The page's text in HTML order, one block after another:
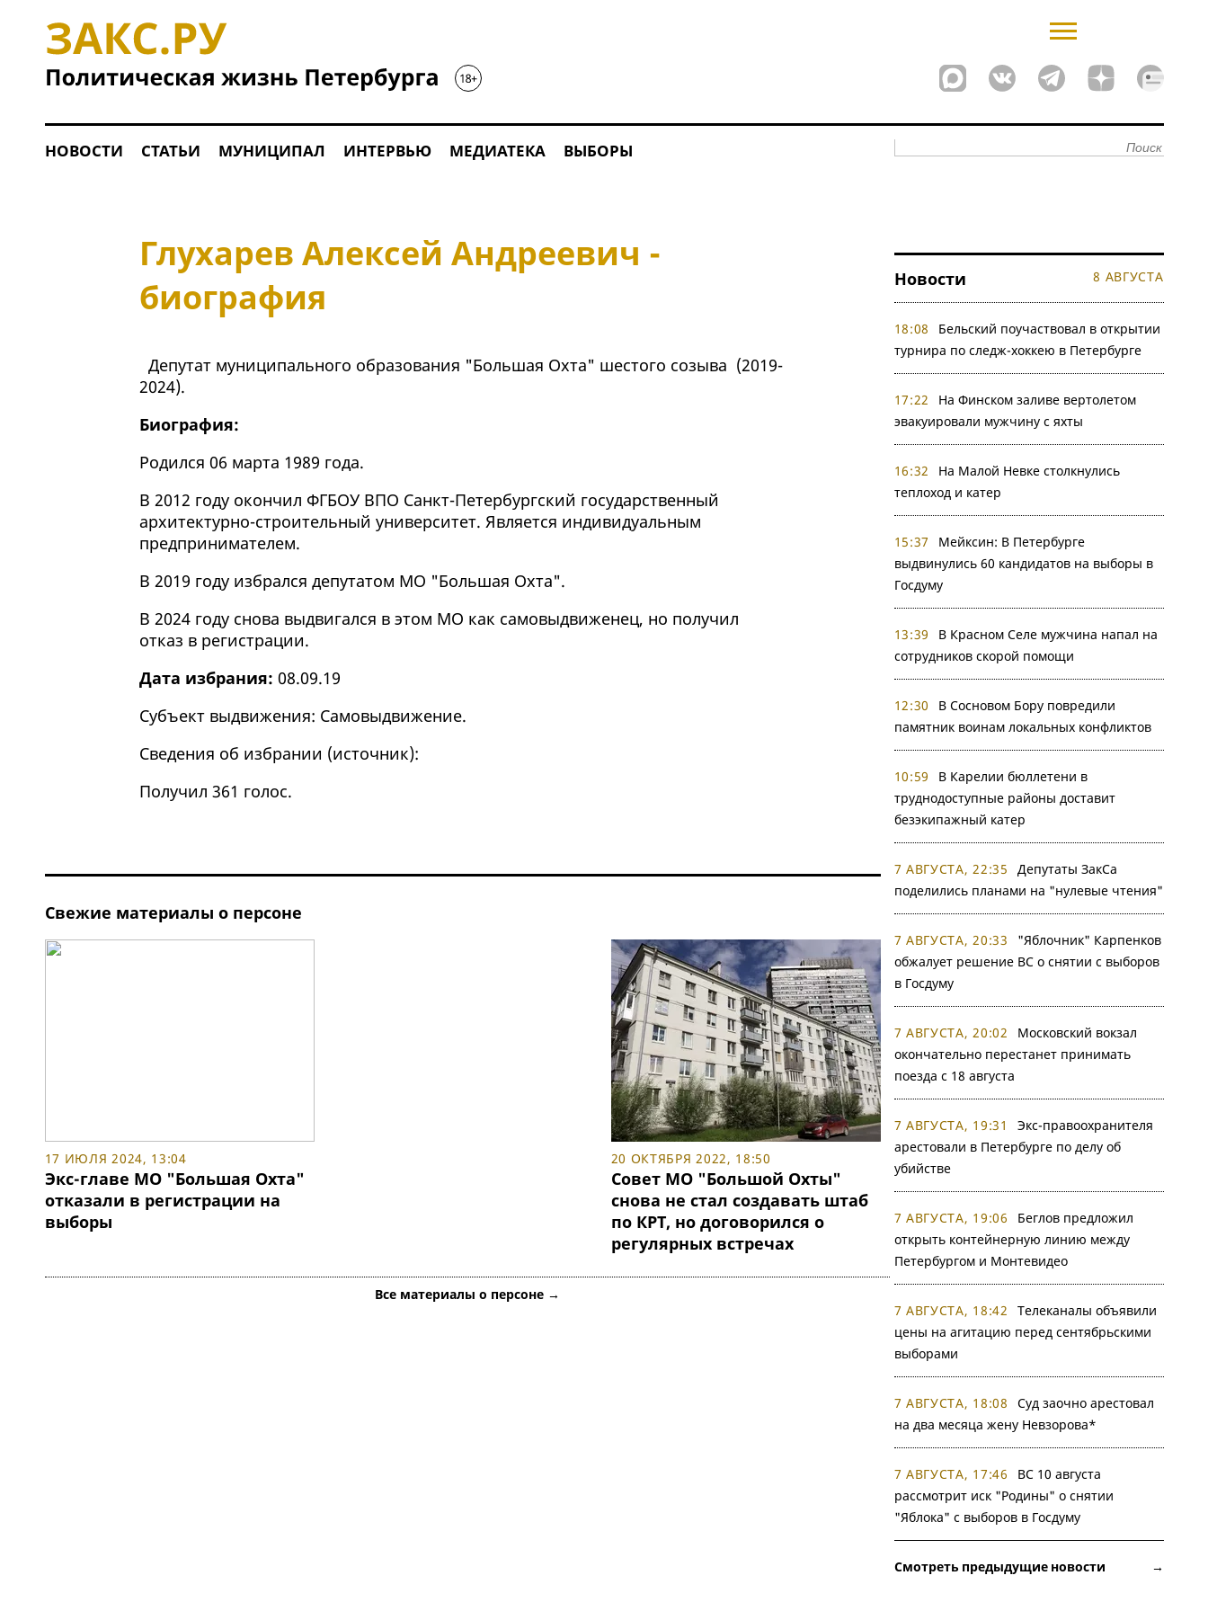
НОВОСТИ СТАТЬИ МУНИЦИПАЛ ИНТЕРВЬЮ МЕДИАТЕКА ВЫБОРЫ
Глухарев Алексей Андреевич -
биография
Депутат муниципального образования "Большая Охта" шестого созыва (2019-
2024).
Биография:
Родился 06 марта 1989 года.
В 2012 году окончил ФГБОУ ВПО Санкт-Петербургский государственный
архитектурно-строительный университет. Является индивидуальным
предпринимателем.
В 2019 году избрался депутатом МО "Большая Охта".
В 2024 году снова выдвигался в этом МО как самовыдвиженец, но получил
отказ в регистрации.
Дата избрания: 08.09.19
Субъект выдвижения: Самовыдвижение.
Сведения об избрании (источник):
Получил 361 голос.
Свежие материалы о персоне
17 ИЮЛЯ 2024, 13:04
Экс-главе МО "Большая Охта"
отказали в регистрации на
выборы
20 ОКТЯБРЯ 2022, 18:50
Совет МО "Большой Охты"
снова не стал создавать штаб
по КРТ, но договорился о
регулярных встречах
Все материалы о персоне →
Новости 8 АВГУСТА
18:08
Бельский поучаствовал в открытии
турнира по следж-хоккею в Петербурге
17:22
На Финском заливе вертолетом
эвакуировали мужчину с яхты
16:32
На Малой Невке столкнулись
теплоход и катер
15:37
Мейксин: В Петербурге
выдвинулись 60 кандидатов на выборы в
Госдуму
13:39
В Красном Селе мужчина напал на
сотрудников скорой помощи
12:30
В Сосновом Бору повредили
памятник воинам локальных конфликтов
10:59
В Карелии бюллетени в
труднодоступные районы доставит
безэкипажный катер
7 АВГУСТА, 22:35
Депутаты ЗакСа
поделились планами на "нулевые чтения"
7 АВГУСТА, 20:33
"Яблочник" Карпенков
обжалует решение ВС о снятии с выборов
в Госдуму
7 АВГУСТА, 20:02
Московский вокзал
окончательно перестанет принимать
поезда с 18 августа
7 АВГУСТА, 19:31
Экс-правоохранителя
арестовали в Петербурге по делу об
убийстве
7 АВГУСТА, 19:06
Беглов предложил
открыть контейнерную линию между
Петербургом и Монтевидео
7 АВГУСТА, 18:42
Телеканалы объявили
цены на агитацию перед сентябрьскими
выборами
7 АВГУСТА, 18:08
Суд заочно арестовал
на два месяца жену Невзорова*
7 АВГУСТА, 17:46
ВС 10 августа
рассмотрит иск "Родины" о снятии
"Яблока" с выборов в Госдуму
Смотреть предыдущие новости →